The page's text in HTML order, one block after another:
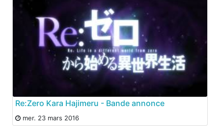
Re:Zero Kara Hajimeru - Bande annonce
mer. 23 mars 2016